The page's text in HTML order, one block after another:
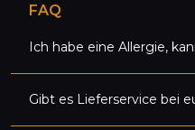
FAQ
Ich habe eine Allergie,
Gibt es Lieferservice bei